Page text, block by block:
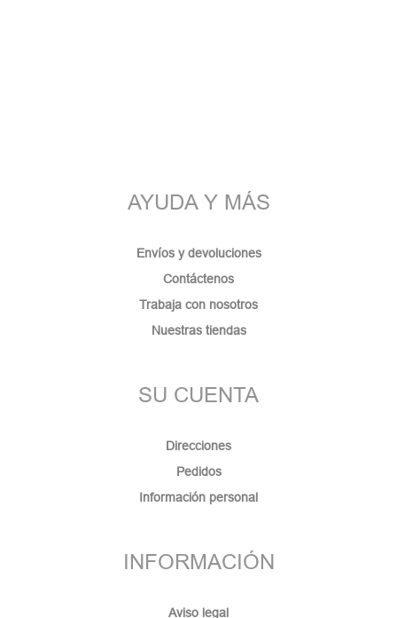
AYUDA Y MÁS
Envíos y devoluciones
Contáctenos
Trabaja con nosotros
Nuestras tiendas
SU CUENTA
Direcciones
Pedidos
Información personal
INFORMACIÓN
Aviso legal